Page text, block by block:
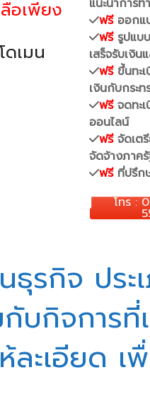
อเพียง
ดเมน
ฟรีออกแ
ฟรีรูปแบ
เสร็จรับเงิ
ฟรีขึ้นทะเ
เงินกับกระ
ฟรีจดทะเ
ออนไลน์
ฟรีจัดเตรี
จัดจ้างภาค
ฟรีที่ปรึก
โทร :
ธุรกิจ ปร
บกิจการที่
ะเอียด เ